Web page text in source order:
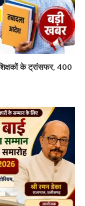
के ट्रांसफर, 400